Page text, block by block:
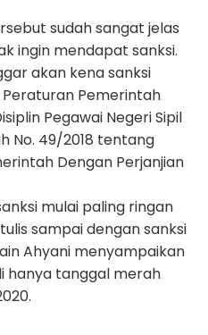
sudah sangat jelas
ingin mendapat sanksi.
akan kena sanksi
Pemerintah
Pegawai Negeri Sipil
No. 49/2018 tentang
Dengan Perjanjian
mulai paling ringan
sampai dengan sanksi
Ahyani menyampaikan
hanya tanggal merah